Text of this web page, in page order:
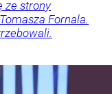
ze strony
Fornala.